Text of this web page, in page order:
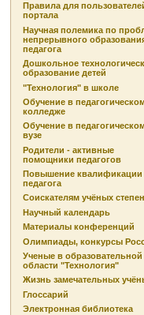
Правила для
портала
Научная полемика по
непрерывного
педагога
Дошкольное
образование детей
"Технология" в школе
Обучение в
колледже
Обучение в
вузе
Родители - активные
помощники педагогов
Повышение квалификации
педагога
Соискателям учёных
Научный календарь
Материалы конференций
Олимпиады, конкурсы
Ученые в образовательной
области "Технология"
Жизнь замечательных
Глоссарий
Электронная библиотека